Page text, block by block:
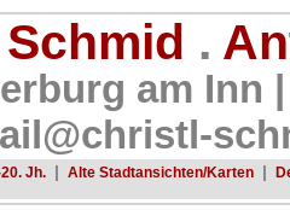
.
am Inn
Jh. | Alte Stadtansichten/Karten |